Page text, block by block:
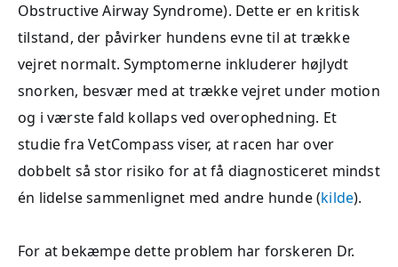
Obstructive Airway Syndrome). Dette er en kritisk
tilstand, der påvirker hundens evne til at trække
vejret normalt. Symptomerne inkluderer højlydt
snorken, besvær med at trække vejret under motion
og i værste fald kollaps ved overophedning. Et
studie fra VetCompass viser, at racen har over
dobbelt så stor risiko for at få diagnosticeret mindst
én lidelse sammenlignet med andre hunde (kilde).
For at bekæmpe dette problem har forskeren Dr.